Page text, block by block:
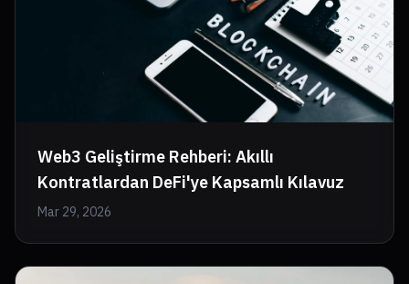
Web3 Geliştirme Rehberi: Akıllı
Kontratlardan DeFi'ye Kapsamlı Kılavuz
Mar 29, 2026